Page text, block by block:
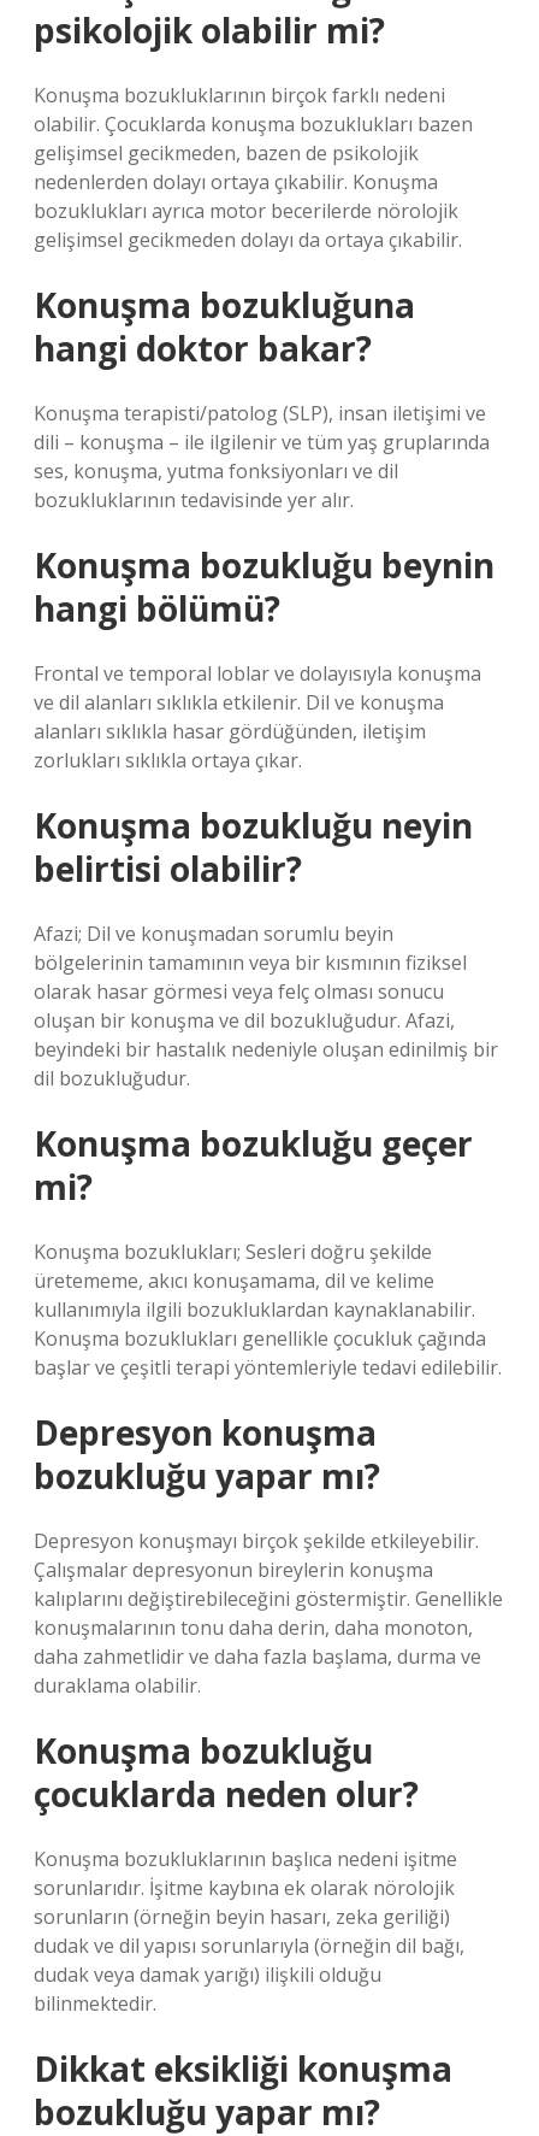
psikolojik olabilir mi?
Konuşma bozukluklarının birçok farklı nedeni
olabilir. Çocuklarda konuşma bozuklukları bazen
gelişimsel gecikmeden, bazen de psikolojik
nedenlerden dolayı ortaya çıkabilir. Konuşma
bozuklukları ayrıca motor becerilerde nörolojik
gelişimsel gecikmeden dolayı da ortaya çıkabilir.
Konuşma bozukluğuna
hangi doktor bakar?
Konuşma terapisti/patolog (SLP), insan iletişimi ve
dili – konuşma – ile ilgilenir ve tüm yaş gruplarında
ses, konuşma, yutma fonksiyonları ve dil
bozukluklarının tedavisinde yer alır.
Konuşma bozukluğu beynin
hangi bölümü?
Frontal ve temporal loblar ve dolayısıyla konuşma
ve dil alanları sıklıkla etkilenir. Dil ve konuşma
alanları sıklıkla hasar gördüğünden, iletişim
zorlukları sıklıkla ortaya çıkar.
Konuşma bozukluğu neyin
belirtisi olabilir?
Afazi; Dil ve konuşmadan sorumlu beyin
bölgelerinin tamamının veya bir kısmının fiziksel
olarak hasar görmesi veya felç olması sonucu
oluşan bir konuşma ve dil bozukluğudur. Afazi,
beyindeki bir hastalık nedeniyle oluşan edinilmiş bir
dil bozukluğudur.
Konuşma bozukluğu geçer
mi?
Konuşma bozuklukları; Sesleri doğru şekilde
üretememe, akıcı konuşamama, dil ve kelime
kullanımıyla ilgili bozukluklardan kaynaklanabilir.
Konuşma bozuklukları genellikle çocukluk çağında
başlar ve çeşitli terapi yöntemleriyle tedavi edilebilir.
Depresyon konuşma
bozukluğu yapar mı?
Depresyon konuşmayı birçok şekilde etkileyebilir.
Çalışmalar depresyonun bireylerin konuşma
kalıplarını değiştirebileceğini göstermiştir. Genellikle
konuşmalarının tonu daha derin, daha monoton,
daha zahmetlidir ve daha fazla başlama, durma ve
duraklama olabilir.
Konuşma bozukluğu
çocuklarda neden olur?
Konuşma bozukluklarının başlıca nedeni işitme
sorunlarıdır. İşitme kaybına ek olarak nörolojik
sorunların (örneğin beyin hasarı, zeka geriliği)
dudak ve dil yapısı sorunlarıyla (örneğin dil bağı,
dudak veya damak yarığı) ilişkili olduğu
bilinmektedir.
Dikkat eksikliği konuşma
bozukluğu yapar mı?